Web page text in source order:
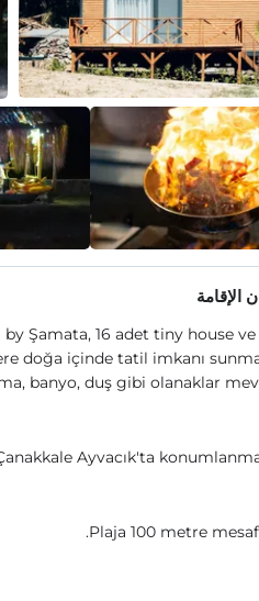
الإقامة
Şamata, 16 adet tiny house
doğa içinde tatil imkanı
banyo, duş gibi olanaklar
Ayvacık'ta
Plaja 100 metre